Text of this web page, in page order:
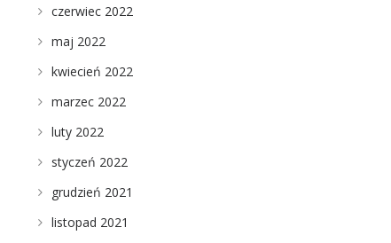
czerwiec 2022
maj 2022
kwiecień 2022
marzec 2022
luty 2022
styczeń 2022
grudzień 2021
listopad 2021